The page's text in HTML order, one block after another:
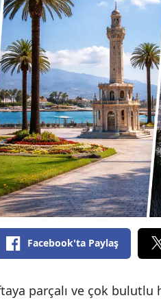
Facebook'ta Paylaş
parçalı ve çok